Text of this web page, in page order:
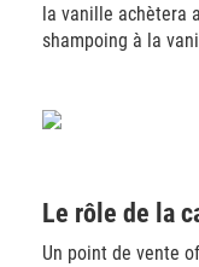
la vanille achètera
shampoing à la
Le rôle de la
Un point de vente